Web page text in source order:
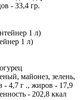
- 33,4 гр.
1 л)
майонез, зелень,
- 4,7 г ., жиров - 17,9
- 202,8 ккал